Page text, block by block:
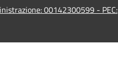
00142300599 - PEC: